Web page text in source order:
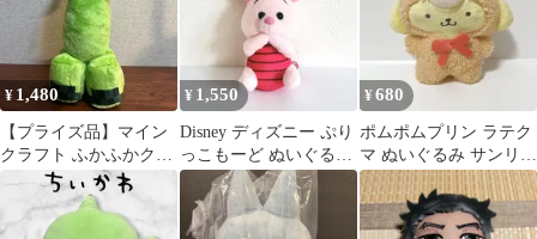
¥ 1,480
【プライズ品】マイン
クラフト ふかふかクリ
ーパーBIGぬいぐるみ
¥ 1,550
Disney ディズニー ぷり
っこもーど ぬいぐるみ
S ピグレット
¥680
ポムポムプリン ラテク
マ ぬいぐるみ サンリオ
プライズ